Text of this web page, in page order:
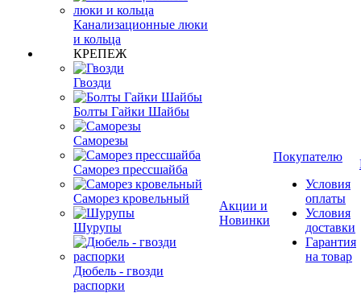
Канализационные люки
и кольца
КРЕПЕЖ
Гвозди
Болты Гайки Шайбы
Саморезы
Саморез прессшайба
Саморез кровельный
Шурупы
Дюбель - гвозди
распорки
Акции и
Новинки
Покупателю
Условия
оплаты
Условия
доставки
Гарантия
на товар